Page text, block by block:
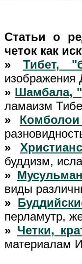
Статьи о
четок как
»
Тибет,
изображения
» Шамбала,
ламаизм
»
»
буддизм,
»
виды
»
перламутр,
» Четки,
материалам